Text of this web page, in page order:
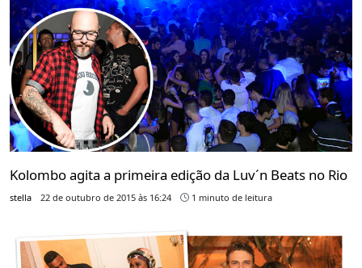
Kolombo agita a primeira edição da Luv´n Beats no Rio
stella 22 de outubro de 2015 às 16:24 1 minuto de leitura